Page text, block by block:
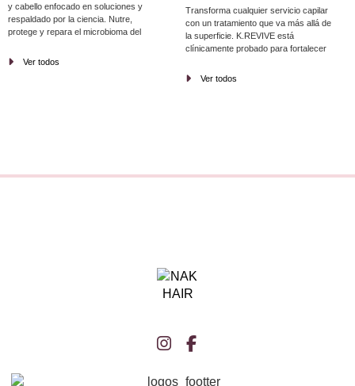
y cabello enfocado en soluciones y
respaldado por la ciencia. Nutre,
protege y repara el microbioma del
sensibilidad, reducir la descamación y
Ver todos
Transforma cualquier servicio capilar
con un tratamiento que va más allá de
la superficie. K.REVIVE está
clínicamente probado para fortalecer
tan solo 2 minutos. Diseñado para
Ver todos